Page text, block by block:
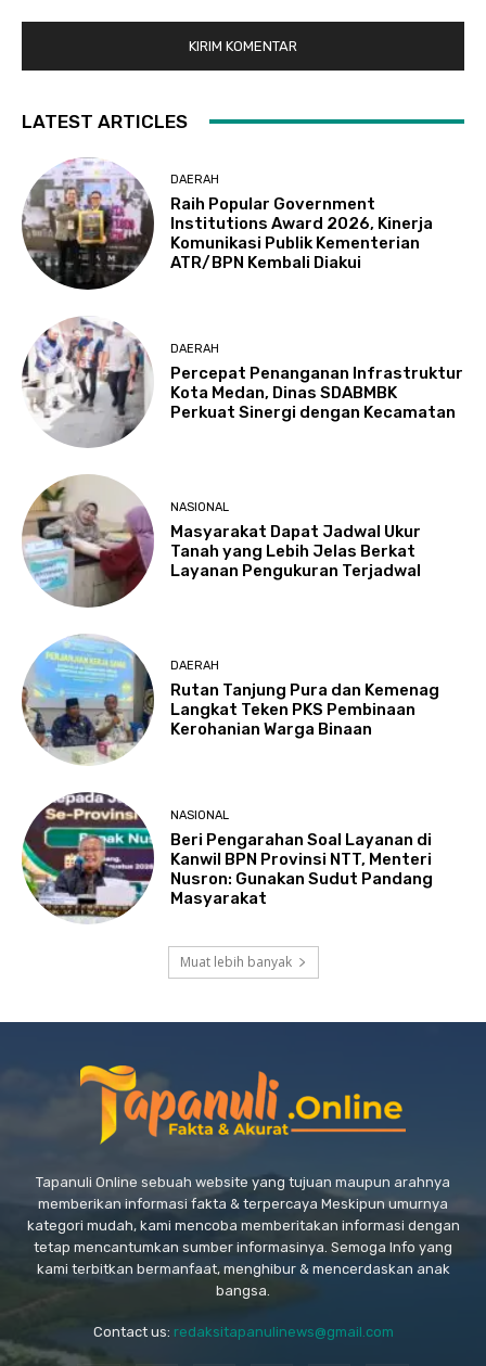
LATEST ARTICLES
DAERAH
Raih Popular Government
Institutions Award 2026, Kinerja
Komunikasi Publik Kementerian
ATR/BPN Kembali Diakui
DAERAH
Percepat Penanganan Infrastruktur
Kota Medan, Dinas SDABMBK
Perkuat Sinergi dengan Kecamatan
NASIONAL
Masyarakat Dapat Jadwal Ukur
Tanah yang Lebih Jelas Berkat
Layanan Pengukuran Terjadwal
DAERAH
Rutan Tanjung Pura dan Kemenag
Langkat Teken PKS Pembinaan
Kerohanian Warga Binaan
NASIONAL
Beri Pengarahan Soal Layanan di
Kanwil BPN Provinsi NTT, Menteri
Nusron: Gunakan Sudut Pandang
Masyarakat
Muat lebih banyak
Tapanuli Online sebuah website yang tujuan maupun arahnya
memberikan informasi fakta & terpercaya Meskipun umurnya
kategori mudah, kami mencoba memberitakan informasi dengan
tetap mencantumkan sumber informasinya. Semoga Info yang
kami terbitkan bermanfaat, menghibur & mencerdaskan anak
bangsa.
Contact us: redaksitapanulinews@gmail.com